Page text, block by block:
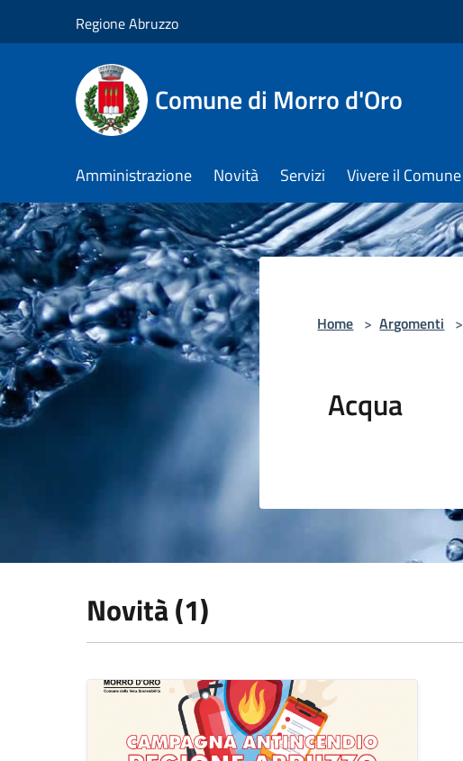
Regione Abruzzo
Comune di Morro d'Oro
Amministrazione Novità Servizi Vivere il Comune
Home > Argomenti >
Acqua
Novità (1)